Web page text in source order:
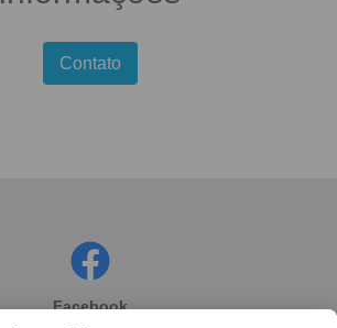
Contato
Facebook